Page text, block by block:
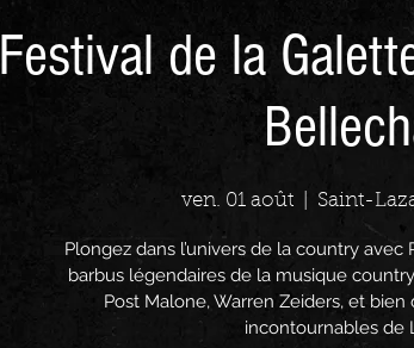
Festival de la
ven. 01 août
  |
Saint-
Plongez dans l’univers de la country
barbus légendaires de la musique
Post Malone, Warren Zeiders, et
incontournables de